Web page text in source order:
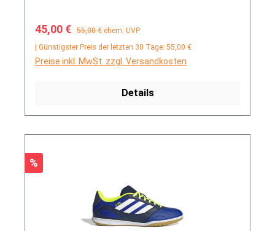
Verkaufspreis:
45,00 € Regulärer Preis:
55,00 € ehem. UVP
| Günstigster Preis der letzten 30 Tage: 55,00 €
Preise inkl. MwSt. zzgl. Versandkosten
Details
Rabatt
%